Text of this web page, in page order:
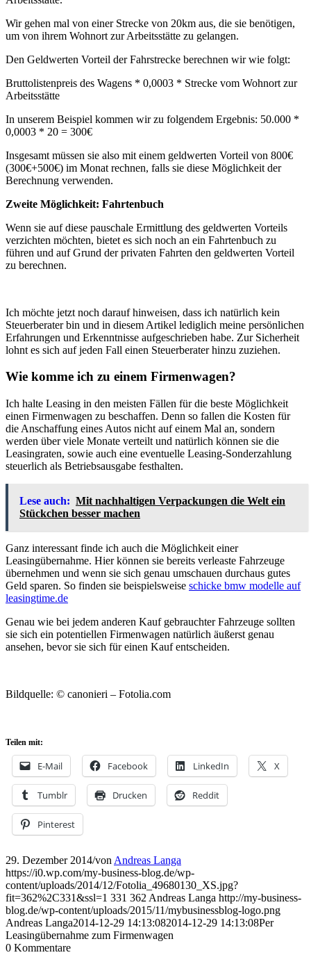
Wir gehen mal von einer Strecke von 20km aus, die sie benötigen,
um von ihrem Wohnort zur Arbeitsstätte zu gelangen.
Den Geldwerten Vorteil der Fahrstrecke berechnen wir wie folgt:
Bruttolistenpreis des Wagens * 0,0003 * Strecke vom Wohnort zur
Arbeitsstätte
In unserem Beispiel kommen wir zu folgendem Ergebnis: 50.000 *
0,0003 * 20 = 300€
Insgesamt müssen sie also mit einem geldwerten Vorteil von 800€
(300€+500€) im Monat rechnen, falls sie diese Möglichkeit der
Berechnung verwenden.
Zweite Möglichkeit: Fahrtenbuch
Wenn sie auf diese pauschale Ermittlung des geldwerten Vorteils
verzichten möchten, bietet es sich noch an ein Fahrtenbuch zu
führen und auf Grund der privaten Fahrten den geldwerten Vorteil
zu berechnen.
Ich möchte jetzt noch darauf hinweisen, dass ich natürlich kein
Steuerberater bin und in diesem Artikel lediglich meine persönlichen
Erfahrungen und Erkenntnisse aufgeschrieben habe. Zur Sicherheit
lohnt es sich auf jeden Fall einen Steuerberater hinzu zuziehen.
Wie komme ich zu einem Firmenwagen?
Ich halte Leasing in den meisten Fällen für die beste Möglichkeit
einen Firmenwagen zu beschaffen. Denn so fallen die Kosten für
die Anschaffung eines Autos nicht auf einem Mal an, sondern
werden über viele Monate verteilt und natürlich können sie die
Leasingraten, sowie auch eine eventuelle Leasing-Sonderzahlung
steuerlich als Betriebsausgabe festhalten.
Lese auch: Mit nachhaltigen Verpackungen die Welt ein
Stückchen besser machen
Ganz interessant finde ich auch die Möglichkeit einer
Leasingübernahme. Hier können sie bereits verleaste Fahrzeuge
übernehmen und wenn sie sich genau umschauen durchaus gutes
Geld sparen. So finden sie beispielsweise schicke bmw modelle auf
leasingtime.de
Genau wie bei jedem anderen Kauf gebrauchter Fahrzeuge sollten
sie sich ein potentiellen Firmenwagen natürlich äußerst genau
ansehen, bevor sie sich für einen Kauf entscheiden.
Bildquelle: © canonieri – Fotolia.com
Teilen mit:
E-Mail Facebook LinkedIn X
Tumblr Drucken Reddit
Pinterest
29. Dezember 2014/von Andreas Langa
https://i0.wp.com/my-business-blog.de/wp-
content/uploads/2014/12/Fotolia_49680130_XS.jpg?
fit=362%2C331&ssl=1 331 362 Andreas Langa http://my-business-
blog.de/wp-content/uploads/2015/11/mybusinessblog-logo.png
Andreas Langa2014-12-29 14:13:082014-12-29 14:13:08Per
Leasingübernahme zum Firmenwagen
0 Kommentare